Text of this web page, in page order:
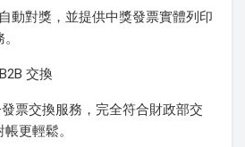
動對獎，並提供中獎發票實體列印
交換
發票交換服務，完全符合財政部交
更輕鬆。